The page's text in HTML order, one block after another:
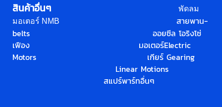
สินค้าอื่นๆ
พัดลม
มอเตอร์ NMB
สายพาน-
belts
ออยซีล โอริงโซ่
เฟือง
มอเตอร์Electric
Motors
เกียร์ Gearing
Linear Motions
สแปร์พาร์ทอื่นๆ